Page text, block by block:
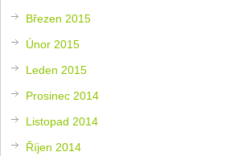
Březen 2015
Únor 2015
Leden 2015
Prosinec 2014
Listopad 2014
Říjen 2014